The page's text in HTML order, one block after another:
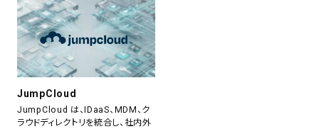
JumpCloud
JumpCloud は、IDaaS、MDM、ク
ラウドディレクトリを統合し、社内外